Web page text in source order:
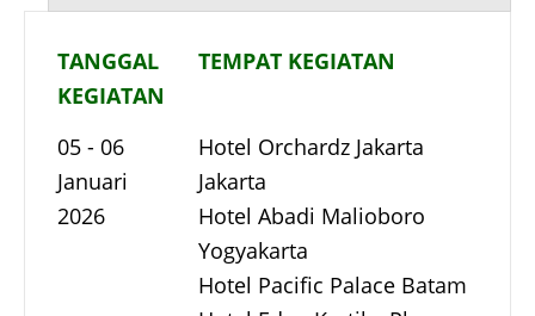
TANGGAL
KEGIATAN
TEMPAT KEGIATAN
05 - 06
Januari
2026
Hotel Orchardz Jakarta
Jakarta
Hotel Abadi Malioboro
Yogyakarta
Hotel Pacific Palace Batam